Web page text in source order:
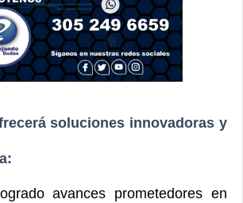
soluciones innovadoras y
avances prometedores en